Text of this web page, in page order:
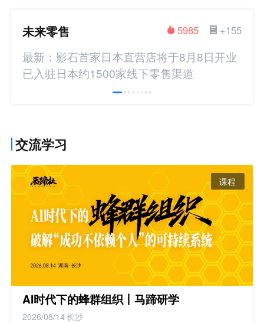
未来零售 +155
5985
最新：影石首家日本直营店将于8月8日开业
已入驻日本约1500家线下零售渠道
交流学习
课程
AI时代下的蜂群组织丨马蹄研学
2026/08/14长沙